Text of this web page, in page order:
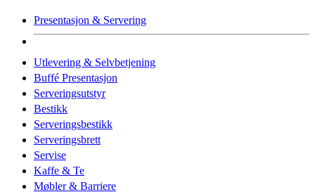
Presentasjon & Servering
Utlevering & Selvbetjening
Buffé Presentasjon
Serveringsutstyr
Bestikk
Serveringsbestikk
Serveringsbrett
Servise
Kaffe & Te
Møbler & Barriere